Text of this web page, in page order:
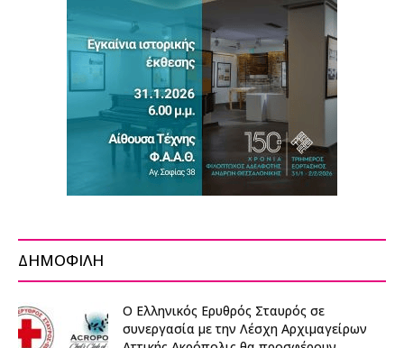
ΔΗΜΟΦΙΛΗ
Ο Ελληνικός Ερυθρός Σταυρός σε
συνεργασία με την Λέσχη Αρχιμαγείρων